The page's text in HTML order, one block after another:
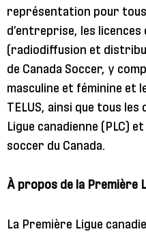
représentation pour
d’entreprise, les
(radiodiffusion et
de Canada Soccer, y
masculine et féminine et
TELUS, ainsi que tous
Ligue canadienne (PLC)
soccer du Canada.
À propos de la Première
La Première Ligue